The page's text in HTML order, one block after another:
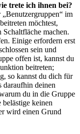
trete ich ihnen bei?
im
möchtest,
Schaltfläche machen.
Einige erfordern erst
sein und
offen ist, kannst du
beitreten;
so kannst du dich für
daraufhin deinen
du in die Gruppe
keinen
wird einen Grund